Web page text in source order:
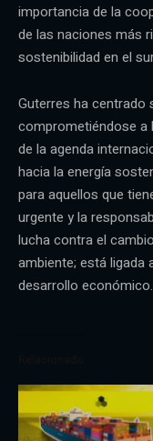
importancia de la
de las naciones más
sostenibilidad en el
Guterres ha centrado
comprometiéndose a
de la agenda
hacia la energía
para aquellos que
urgente y la
lucha contra el
ambiente; está ligada
desarrollo económico.